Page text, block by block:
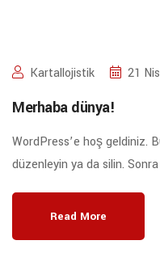
Kartallojistik 21
Merhaba dünya!
WordPress’e hoş geldiniz.
düzenleyin ya da silin.
Read More